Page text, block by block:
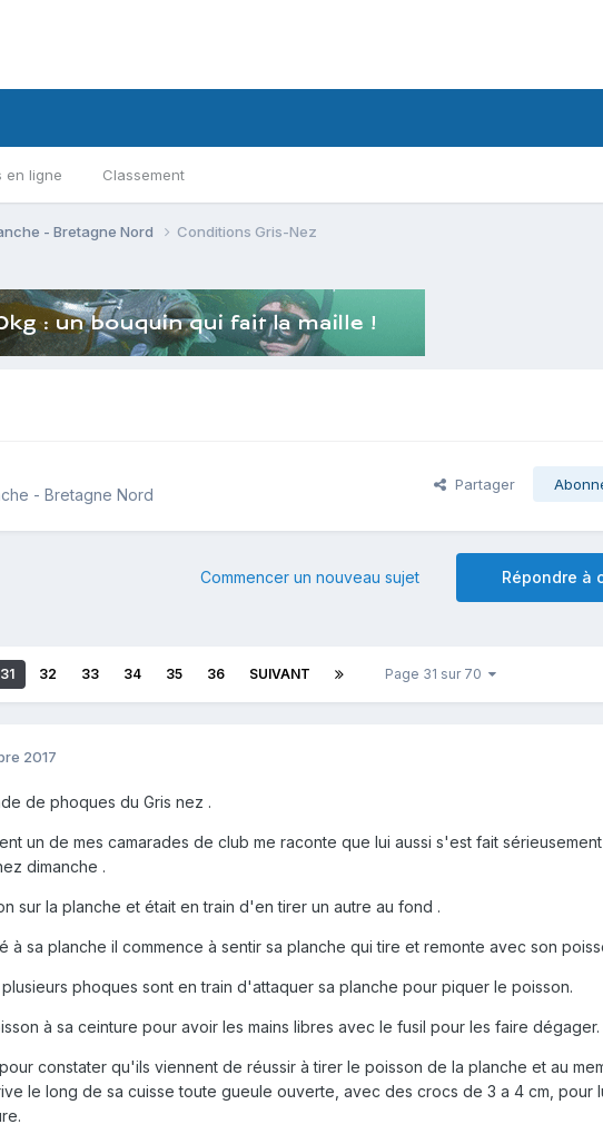
en ligne Classement
- Bretagne Nord Conditions Gris-Nez
- Bretagne Nord
Partager
Répondre à
Commencer un nouveau sujet
31 32 33 34 35 36 SUIVANT Page 31 sur 70
2017
de phoques du Gris nez .
un de mes camarades de club me raconte que lui aussi s'est fait
dimanche .
sur la planche et était en train d'en tirer un autre au fond .
à sa planche il commence à sentir sa planche qui tire et remonte avec son
phoques sont en train d'attaquer sa planche pour piquer le poisson.
à sa ceinture pour avoir les mains libres avec le fusil pour les faire dégager.
constater qu'ils viennent de réussir à tirer le poisson de la planche et au
le long de sa cuisse toute gueule ouverte, avec des crocs de 3 a 4 cm, pour